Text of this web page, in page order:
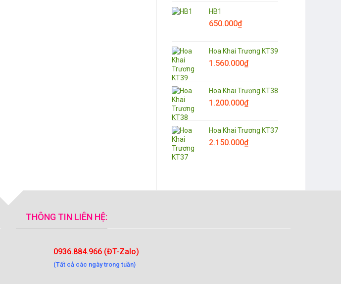
HB1
650.000₫
Hoa Khai Trương KT39
1.560.000₫
Hoa Khai Trương KT38
1.200.000₫
Hoa Khai Trương KT37
2.150.000₫
THÔNG TIN LIÊN HỆ:
0936.884.966 (ĐT-Zalo)
(Tất cả các ngày trong tuần)